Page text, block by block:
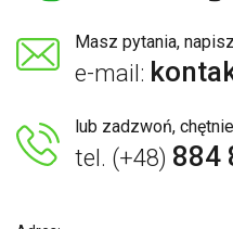
Masz pytania,
e-mail:
lub zadzwoń,
tel. (+48) 884